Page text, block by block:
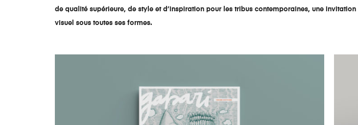
de qualité supérieure, de style et d’inspiration pour les tribus contemporaines, une
visuel sous toutes ses formes.